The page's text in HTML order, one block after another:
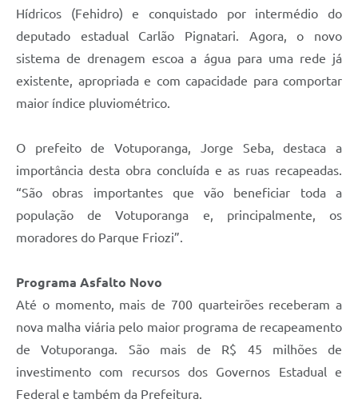
Hídricos (Fehidro) e conquistado por intermédio do
deputado estadual Carlão Pignatari. Agora, o novo
sistema de drenagem escoa a água para uma rede já
existente, apropriada e com capacidade para comportar
maior índice pluviométrico.
O prefeito de Votuporanga, Jorge Seba, destaca a
importância desta obra concluída e as ruas recapeadas.
“São obras importantes que vão beneficiar toda a
população de Votuporanga e, principalmente, os
moradores do Parque Friozi”.
Programa Asfalto Novo
Até o momento, mais de 700 quarteirões receberam a
nova malha viária pelo maior programa de recapeamento
de Votuporanga. São mais de R$ 45 milhões de
investimento com recursos dos Governos Estadual e
Federal e também da Prefeitura.